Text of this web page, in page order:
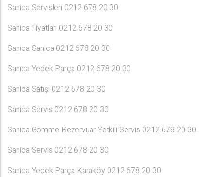
Sanica Servisleri 0212 678 20 30
Sanica Fiyatları 0212 678 20 30
Sanica Sanica 0212 678 20 30
Sanica Yedek Parça 0212 678 20 30
Sanica Satışı 0212 678 20 30
Sanica Servis 0212 678 20 30
Sanica Gömme Rezervuar Yetkili Servis 0212 678 20 30
Sanica Servis 0212 678 20 30
Sanica Yedek Parça Karaköy 0212 678 20 30